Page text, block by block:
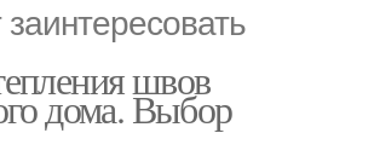
швов
дома. Выбор